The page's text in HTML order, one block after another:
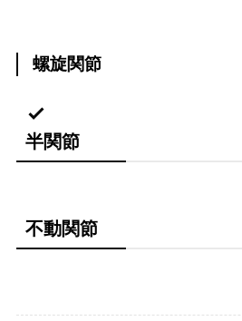
螺旋関節
半関節
不動関節